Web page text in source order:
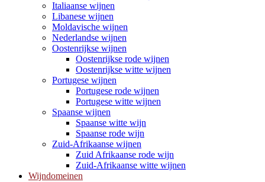
Italiaanse wijnen
Libanese wijnen
Moldavische wijnen
Nederlandse wijnen
Oostenrijkse wijnen
Oostenrijkse rode wijnen
Oostenrijkse witte wijnen
Portugese wijnen
Portugese rode wijnen
Portugese witte wijnen
Spaanse wijnen
Spaanse witte wijn
Spaanse rode wijn
Zuid-Afrikaanse wijnen
Zuid Afrikaanse rode wijn
Zuid-Afrikaanse witte wijnen
Wijndomeinen